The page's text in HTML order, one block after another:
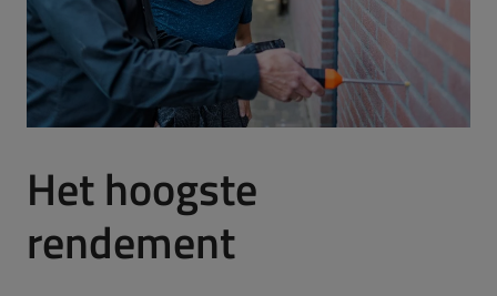
Het hoogste
rendement